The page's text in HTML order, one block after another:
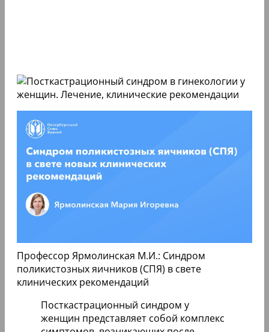
Профессор Ярмолинская М.И.: Синдром
поликистозных яичников (СПЯ) в свете
клинических рекомендаций
Посткастрационный синдром у
женщин представляет собой комплекс